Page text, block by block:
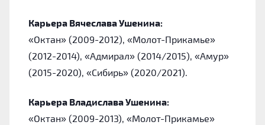
Карьера Вячеслава Ушенина:
«Октан» (2009-2012), «Молот-Прикамье»
(2012-2014), «Адмирал» (2014/2015), «Амур»
(2015-2020), «Сибирь» (2020/2021).
Карьера Владислава Ушенина:
«Октан» (2009-2013), «Молот-Прикамье»